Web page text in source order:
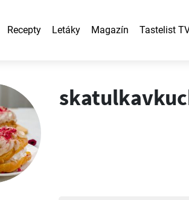
Recepty Letáky Magazín Tastelist